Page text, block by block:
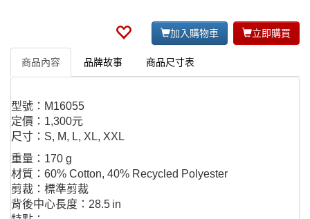
加入購物車 立即購買
商品內容 品牌故事 商品尺寸表
型號：M16055
定價：1,300元
尺寸：S, M, L, XL, XXL
重量：170 g
材質：60% Cotton, 40% Recycled Polyester
剪裁：標準剪裁
背後中心長度：28.5 in